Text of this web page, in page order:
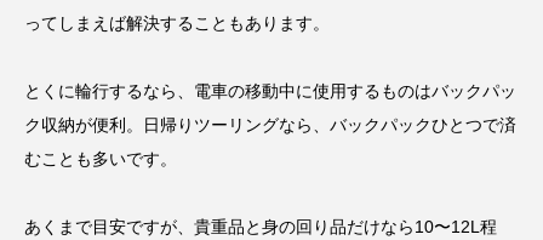
ってしまえば解決することもあります。
とくに輪行するなら、電車の移動中に使用するものはバックパッ
ク収納が便利。日帰りツーリングなら、バックパックひとつで済
むことも多いです。
あくまで目安ですが、貴重品と身の回り品だけなら10〜12L程